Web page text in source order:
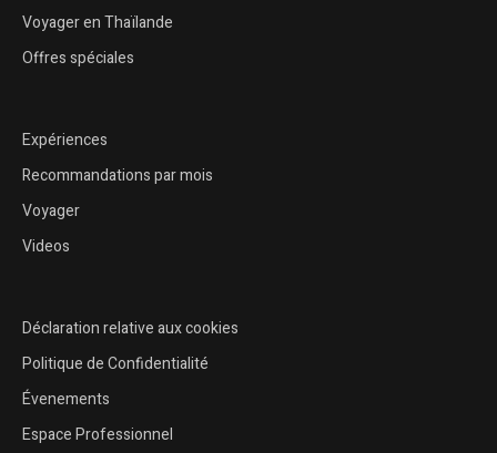
Voyager en Thaïlande
Offres spéciales
Expériences
Recommandations par mois
Voyager
Videos
Déclaration relative aux cookies
Politique de Confidentialité
Évenements
Espace Professionnel